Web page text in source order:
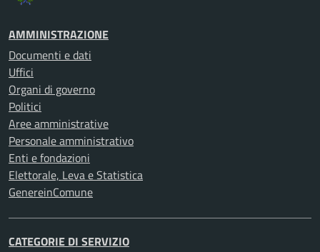
AMMINISTRAZIONE
Documenti e dati
Uffici
Organi di governo
Politici
Aree amministrative
Personale amministrativo
Enti e fondazioni
Elettorale, Leva e Statistica
GenereinComune
CATEGORIE DI SERVIZIO